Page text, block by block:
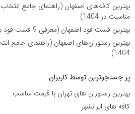
بهترین کافه‌های اصفهان (راهنمای جامع
مناسبت در 1404)
بهترین فست فود اصفهان (معرفی 9 فست فود برتر با آدرس و منو)
بهترین رستوران‌های اصفهان (راهنمای جامع
1404)
پر جستجوترین توسط کاربران
بهترین رستوران های تهران با قیمت مناسب
کافه های ایرانشهر